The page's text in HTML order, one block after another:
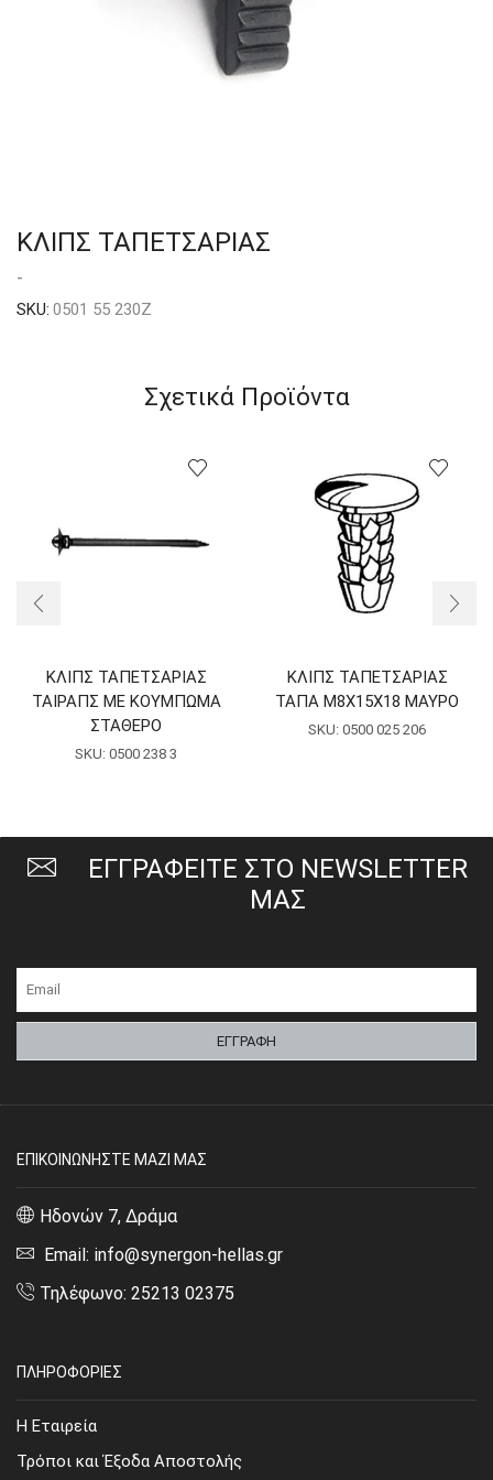
ΚΛΙΠΣ ΤΑΠΕΤΣΑΡΙΑΣ
-
SKU: 0501 55 230Z
Σχετικά Προϊόντα
ΚΛΙΠΣ ΤΑΠΕΤΣΑΡΙΑΣ
ΤΑΙΡΑΠΣ ΜΕ ΚΟΥΜΠΩΜΑ
ΣΤΑΘΕΡΟ
SKU: 0500 238 3
ΚΛΙΠΣ ΤΑΠΕΤΣΑΡΙΑΣ
ΤΑΠΑ Μ8Χ15Χ18 ΜΑΥΡΟ
SKU: 0500 025 206
ΕΓΓΡΑΦΕΙΤΕ ΣΤΟ NEWSLETTER
ΜΑΣ
ΕΠΙΚΟΙΝΩΝΗΣΤΕ ΜΑΖΙ ΜΑΣ
Ηδονών 7, Δράμα
Email: info@synergon-hellas.gr
Τηλέφωνο: 25213 02375
ΠΛΗΡΟΦΟΡΙΕΣ
Η Εταιρεία
Τρόποι και Έξοδα Αποστολής